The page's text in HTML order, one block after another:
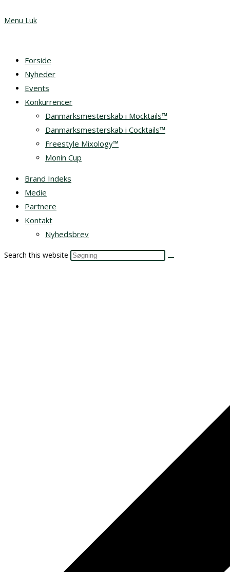
Menu Luk
Forside
Nyheder
Events
Konkurrencer
Danmarksmesterskab i Mocktails™
Danmarksmesterskab i Cocktails™
Freestyle Mixology™
Monin Cup
Brand Indeks
Medie
Partnere
Kontakt
Nyhedsbrev
Search this website